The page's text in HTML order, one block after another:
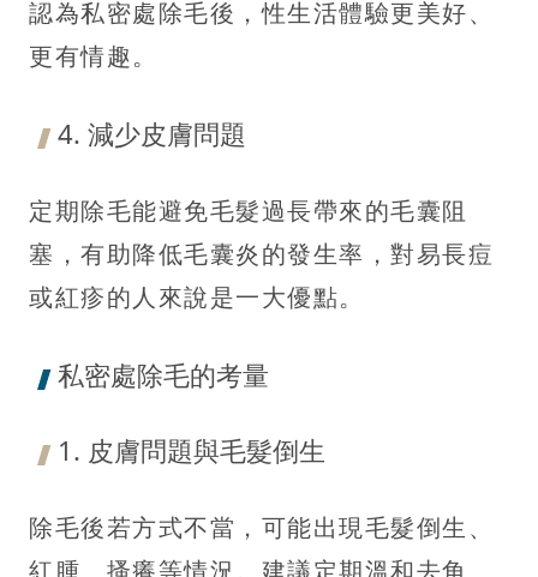
認為私密處除毛後，性生活體驗更美好、
更有情趣。
4. 減少皮膚問題
定期除毛能避免毛髮過長帶來的毛囊阻
塞，有助降低毛囊炎的發生率，對易長痘
或紅疹的人來說是一大優點。
私密處除毛的考量
1. 皮膚問題與毛髮倒生
除毛後若方式不當，可能出現毛髮倒生、